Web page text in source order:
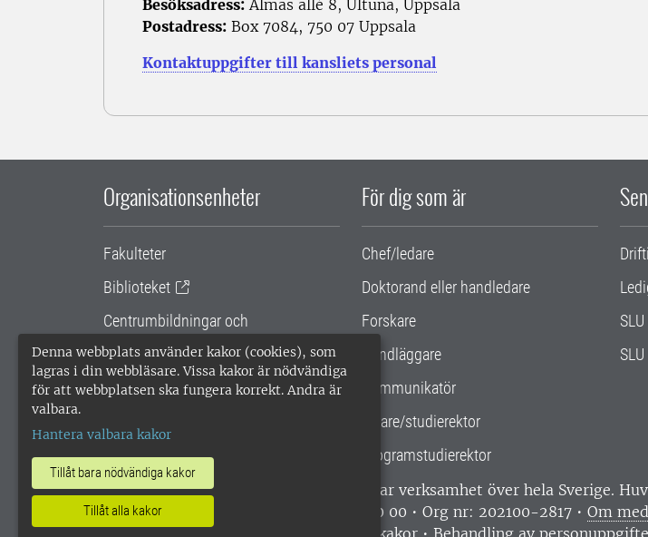
Denna webbplats använder kakor (cookies), som
lagras i din webbläsare. Vissa kakor är nödvändiga
för att webbplatsen ska fungera korrekt. Andra är
valbara.
Hantera valbara kakor
Tillåt bara nödvändiga kakor
Tillåt alla kakor
Besöksadress: Almas allé 8, Ultuna, Uppsala
Postadress: Box 7084, 750 07 Uppsala
Kontaktuppgifter till kansliets personal
Organisationsenheter
Fakulteter
Biblioteket
Centrumbildningar och
samarbetsprojekt
Gemensamma verksamhetsstödet
För dig som är
Chef/ledare
Doktorand eller handledare
Forskare
Handläggare
Kommunikatör
Lärare/studierektor
Programstudierektor
SLU, Sveriges lantbruksuniversitet, har verksamhet över hela Sverige.
enligt ISO 14001. •
Telefon: 018-67 10 00 • Org nr: 202100-2817 • Om
webbplatser
Hantera kakor •Behandling av